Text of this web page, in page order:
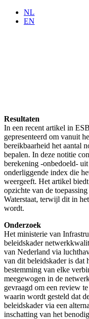
NL
EN
Resultaten
In een recent artikel in
gepresenteerd om vanuit
bereikbaarheid het aantal
bepalen. In deze notitie
berekening -onbedoeld-
onderliggende index die
weergeeft. Het artikel
opzichte van de
Waterstaat, terwijl dit in
wordt.
Onderzoek
Het ministerie van
beleidskader
van Nederland via
van dit beleidskader is dat
bestemming van elke
meegewogen in de
gevraagd om een review
waarin wordt gesteld dat
beleidskader via een
inschatting van het